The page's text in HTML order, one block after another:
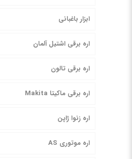
ابزار باغبانی
اره برقی اشتیل آلمان
اره برقی تالون
اره برقی ماکیتا Makita
اره زنوا ژاپن
اره موتوری AS